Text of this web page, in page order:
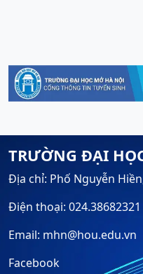
TRƯỜNG ĐẠI
Địa chỉ: Phố Nguyễn
Điện thoại: 024.38682321
Email: mhn@hou.edu.vn
Facebook